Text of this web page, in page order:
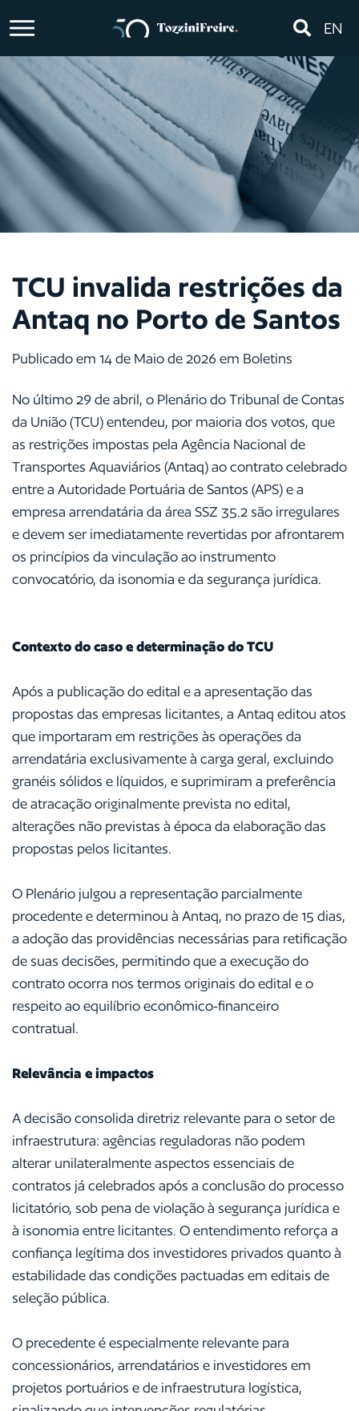
EN
TCU invalida restrições da
Antaq no Porto de Santos
Publicado em 14 de Maio de 2026 em Boletins
No último 29 de abril, o Plenário do Tribunal de Contas
da União (TCU) entendeu, por maioria dos votos, que
as restrições impostas pela Agência Nacional de
Transportes Aquaviários (Antaq) ao contrato celebrado
entre a Autoridade Portuária de Santos (APS) e a
empresa arrendatária da área SSZ 35.2 são irregulares
e devem ser imediatamente revertidas por afrontarem
os princípios da vinculação ao instrumento
convocatório, da isonomia e da segurança jurídica.
Contexto do caso e determinação do TCU
Após a publicação do edital e a apresentação das
propostas das empresas licitantes, a Antaq editou atos
que importaram em restrições às operações da
arrendatária exclusivamente à carga geral, excluindo
granéis sólidos e líquidos, e suprimiram a preferência
de atracação originalmente prevista no edital,
alterações não previstas à época da elaboração das
propostas pelos licitantes.
O Plenário julgou a representação parcialmente
procedente e determinou à Antaq, no prazo de 15 dias,
a adoção das providências necessárias para retificação
de suas decisões, permitindo que a execução do
contrato ocorra nos termos originais do edital e o
respeito ao equilíbrio econômico-financeiro
contratual.
Relevância e impactos
A decisão consolida diretriz relevante para o setor de
infraestrutura: agências reguladoras não podem
alterar unilateralmente aspectos essenciais de
contratos já celebrados após a conclusão do processo
licitatório, sob pena de violação à segurança jurídica e
à isonomia entre licitantes. O entendimento reforça a
confiança legítima dos investidores privados quanto à
estabilidade das condições pactuadas em editais de
seleção pública.
O precedente é especialmente relevante para
concessionários, arrendatários e investidores em
projetos portuários e de infraestrutura logística,